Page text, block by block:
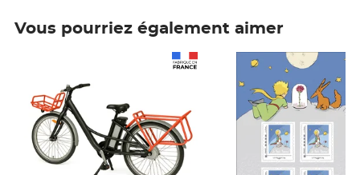
Vous pourriez également aimer
Prix 7,50€